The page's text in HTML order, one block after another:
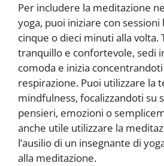
Per includere la meditazione
yoga, puoi iniziare con
cinque o dieci minuti alla volta.
tranquillo e confortevole, sedi
comoda e inizia
respirazione. Puoi utilizzare la
mindfulness, focalizzandoti su
pensieri, emozioni o
anche utile utilizzare la
l’ausilio di un insegnante di
alla meditazione.